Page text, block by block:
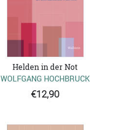
Helden in der Not
WOLFGANG HOCHBRUCK
€12,90